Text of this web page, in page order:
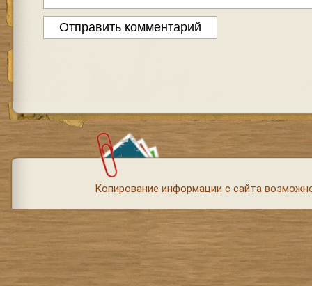
Копирование информации с сайта